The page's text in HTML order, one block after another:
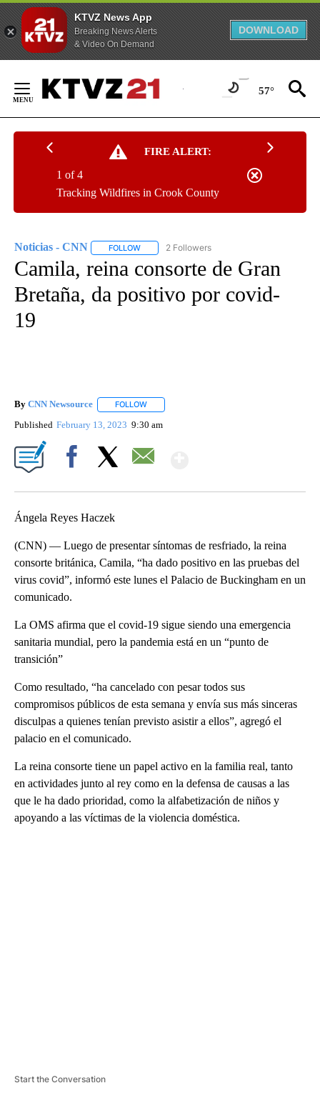
KTVZ News App
Breaking News Alerts
& Video On Demand
DOWNLOAD
Content
57°
FIRE ALERT:
Tracking Wildfires in Crook County
1 of 4
Noticias - CNN FOLLOW FOLLOW "NOTICIAS - CNN" TO RECEIVE
2 Followers
Camila, reina consorte de Gran
Bretaña, da positivo por covid-
19
By CNN Newsource FOLLOW
Published February 13, 2023 9:30 am
Ángela Reyes Haczek
(CNN) — Luego de presentar síntomas de resfriado, la reina
consorte británica, Camila, “ha dado positivo en las pruebas del
virus covid”, informó este lunes el Palacio de Buckingham en un
comunicado.
La OMS afirma que el covid-19 sigue siendo una emergencia
sanitaria mundial, pero la pandemia está en un “punto de
transición”
Como resultado, “ha cancelado con pesar todos sus
compromisos públicos de esta semana y envía sus más sinceras
disculpas a quienes tenían previsto asistir a ellos”, agregó el
palacio en el comunicado.
La reina consorte tiene un papel activo en la familia real, tanto
en actividades junto al rey como en la defensa de causas a las
que le ha dado prioridad, como la alfabetización de niños y
apoyando a las víctimas de la violencia doméstica.
Start the Conversation